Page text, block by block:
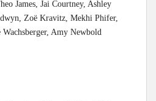
James, Jai Courtney, Ashley
Zoë Kravitz, Mekhi Phifer,
Amy Newbold